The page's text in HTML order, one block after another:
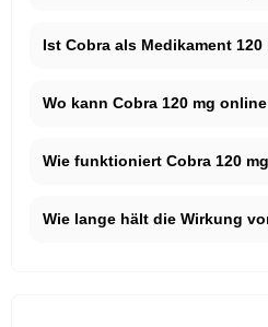
Ist Cobra als Medikament 120
Wo kann Cobra 120 mg
Wie funktioniert Cobra 120
Wie lange hält die Wirkung